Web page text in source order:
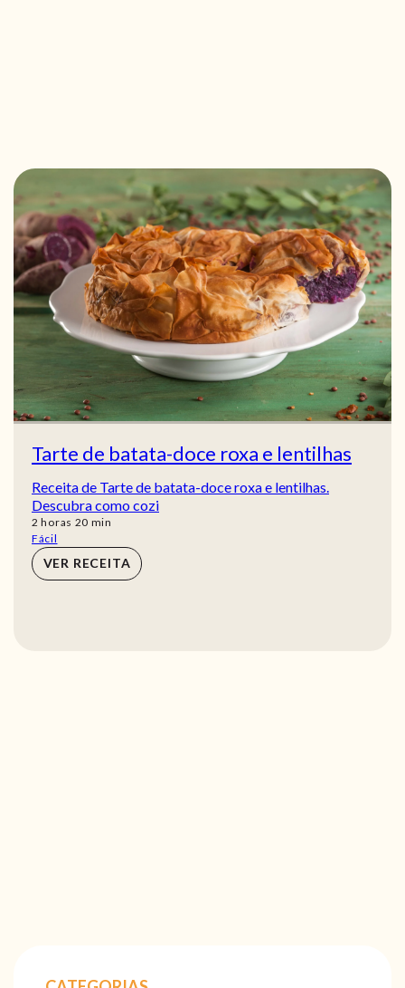
Tarte de batata-doce roxa e lentilhas
Receita de Tarte de batata-doce roxa e lentilhas.
Descubra como cozi
2 horas
horas 20 min
min
Fácil
VER RECEITA